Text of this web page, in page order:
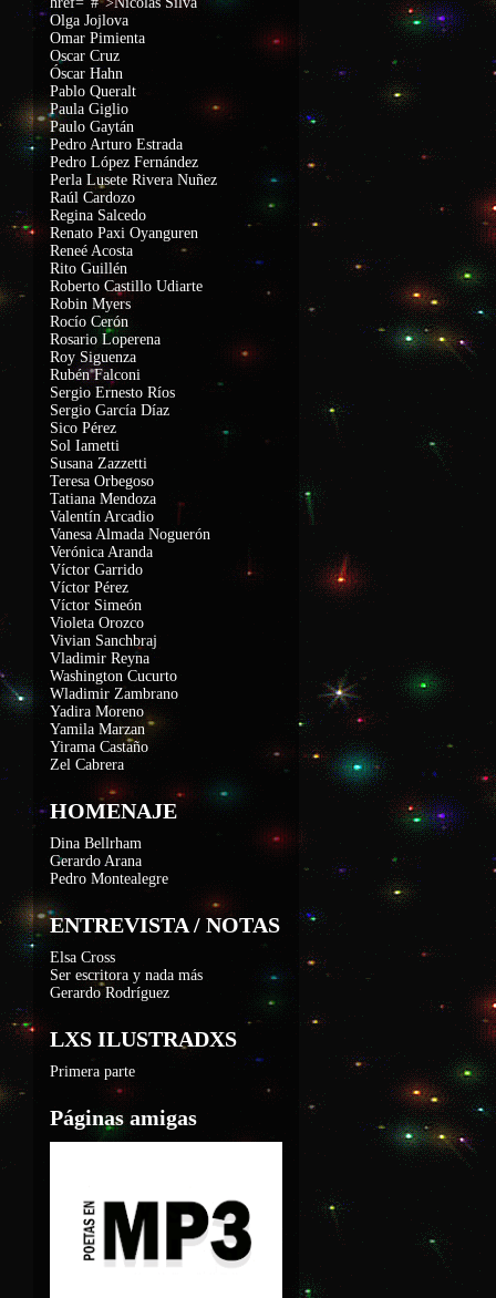
Olga Jojlova
Omar Pimienta
Oscar Cruz
Óscar Hahn
Pablo Queralt
Paula Giglio
Paulo Gaytán
Pedro Arturo Estrada
Pedro López Fernández
Perla Lusete Rivera Nuñez
Raúl Cardozo
Regina Salcedo
Renato Paxi Oyanguren
Reneé Acosta
Rito Guillén
Roberto Castillo Udiarte
Robin Myers
Rocío Cerón
Rosario Loperena
Roy Siguenza
Rubén Falconi
Sergio Ernesto Ríos
Sergio García Díaz
Sico Pérez
Sol Iametti
Susana Zazzetti
Teresa Orbegoso
Tatiana Mendoza
Valentín Arcadio
Vanesa Almada Noguerón
Verónica Aranda
Víctor Garrido
Víctor Pérez
Víctor Simeón
Violeta Orozco
Vivian Sanchbraj
Vladimir Reyna
Washington Cucurto
Wladimir Zambrano
Yadira Moreno
Yamila Marzan
Yirama Castaño
Zel Cabrera
HOMENAJE
Dina Bellrham
Gerardo Arana
Pedro Montealegre
ENTREVISTA / NOTAS
Elsa Cross
Ser escritora y nada más
Gerardo Rodríguez
LXS ILUSTRADXS
Primera parte
Páginas amigas